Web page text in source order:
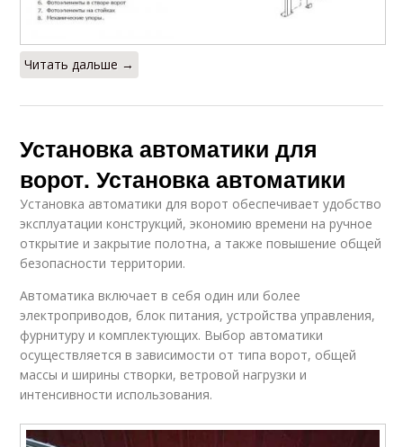
Читать дальше →
Установка автоматики для
ворот. Установка автоматики
Установка автоматики для ворот обеспечивает удобство
эксплуатации конструкций, экономию времени на ручное
открытие и закрытие полотна, а также повышение общей
безопасности территории.
Автоматика включает в себя один или более
электроприводов, блок питания, устройства управления,
фурнитуру и комплектующих. Выбор автоматики
осуществляется в зависимости от типа ворот, общей
массы и ширины створки, ветровой нагрузки и
интенсивности использования.